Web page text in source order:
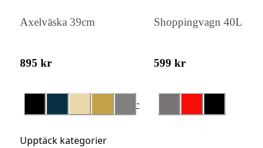
Axelväska 39cm
895 kr
+
Shoppingvagn 40L
599 kr
Upptäck kategorier